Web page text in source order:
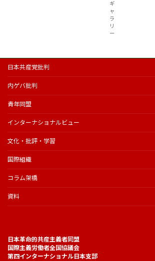
ギ
ャ
ラ
リ
ー
日本共産党批判
内ゲバ批判
青年同盟
インターナショナルビュー
文化・批評・学習
国際組織
コラム架橋
資料
日本革命的共産主義者同盟
国際主義労働者全国協議会
第四インターナショナル日本支部